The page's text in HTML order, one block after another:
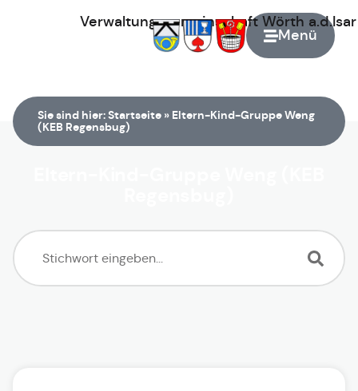
Menü
Verwaltungsgemeinschaft Wörth
Sie sind hier:Startseite » Eltern-Kind-Gruppe Weng
(KEB Regensbug)